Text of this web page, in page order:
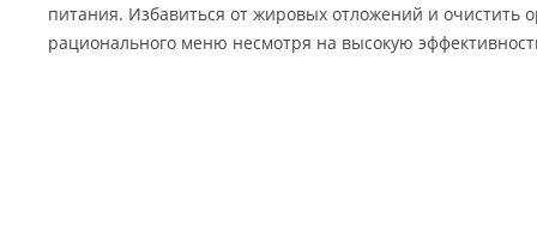
питания. Избавиться от жировых отложений и очистить
рационального меню несмотря на высокую